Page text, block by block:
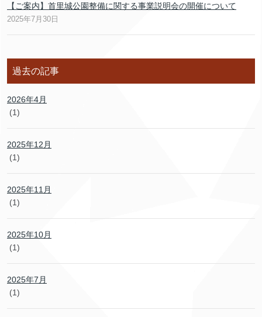
【ご案内】首里城公園整備に関する事業説明会の開催について
2025年7月30日
過去の記事
2026年4月
(1)
2025年12月
(1)
2025年11月
(1)
2025年10月
(1)
2025年7月
(1)